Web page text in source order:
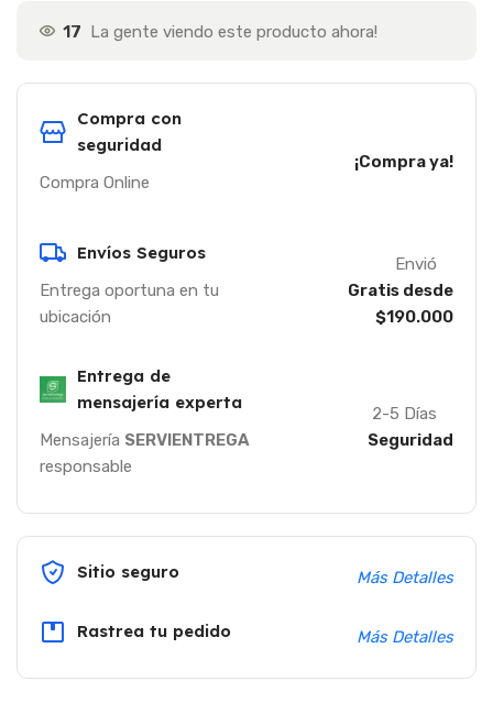
17 La gente viendo este producto ahora!
Compra con
seguridad
Compra Online
¡Compra ya!
Envíos Seguros
Entrega oportuna en tu
ubicación
Envió
Gratis desde
$190.000
Entrega de
mensajería experta
Mensajería SERVIENTREGA
responsable
2-5 Días
Seguridad
Sitio seguro Más Detalles
Rastrea tu pedido Más Detalles